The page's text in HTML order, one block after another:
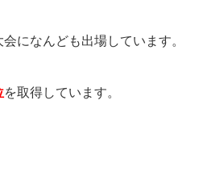
になんども出場しています。
を取得しています。